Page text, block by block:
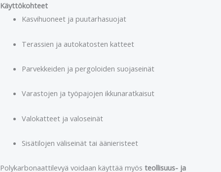
Käyttökohteet
Kasvihuoneet ja puutarhasuojat
Terassien ja autokatosten katteet
Parvekkeiden ja pergoloiden suojaseinät
Varastojen ja työpajojen ikkunaratkaisut
Valokatteet ja valoseinät
Sisätilojen väliseinät tai äänieristeet
Polykarbonaattilevyä voidaan käyttää myös teollisuus- ja